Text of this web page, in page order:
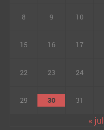
8 9 10
15 16 17
22 23 24
29 30 31
« jul